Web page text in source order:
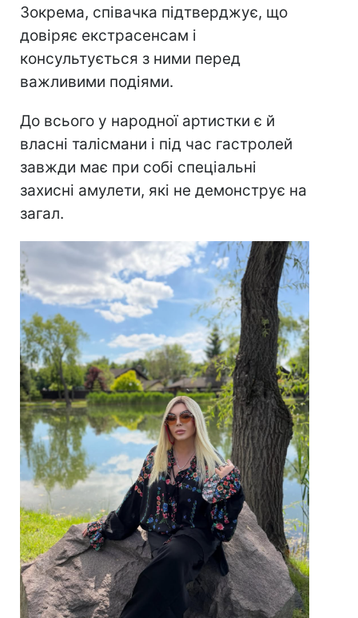
Зокрема, співачка підтверджує, що
довіряє екстрасенсам і
консультується з ними перед
важливими подіями.
До всього у народної артистки є й
власні талісмани і під час гастролей
завжди має при собі спеціальні
захисні амулети, які не демонструє на
загал.